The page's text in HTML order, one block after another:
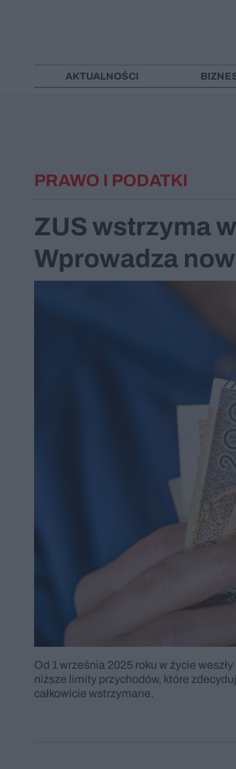
AKTUALNOŚCI
PRAWO I PODATKI
ZUS wstrzyma
Wprowadza
Od 1 września 2025 roku w życie
niższe limity przychodów, które
całkowicie wstrzymane.